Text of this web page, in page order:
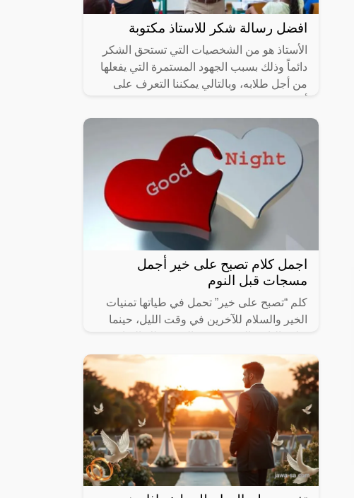
افضل رسالة شكر للاستاذ مكتوبة
الأستاذ هو من الشخصيات التي تستحق الشكر
دائماً وذلك بسبب الجهود المستمرة التي يفعلها
من أجل طلابه، وبالتالي يمكننا التعرف على
اجمل كلام تصبح على خير أجمل
مسجات قبل النوم
كلم “تصبح على خير” تحمل في طياتها تمنيات
الخير والسلام للآخرين في وقت الليل، حينما
تُعبر عن رغبة صادقة في أن يكون